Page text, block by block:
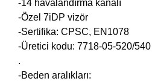
-14 havalandırma kanalı
-Özel 7iDP vizör
-Sertifika: CPSC, EN1078
-Üretici kodu: 7718-05-520/540
.
-Beden aralıkları: